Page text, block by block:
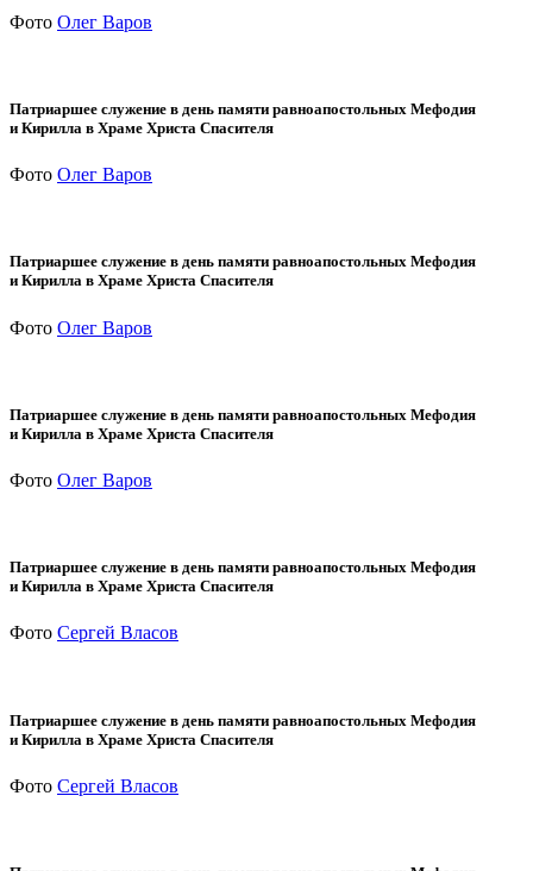
Фото Олег Варов
Патриаршее служение в день памяти равноапостольных Мефодия
и Кирилла в Храме Христа Спасителя
Фото Олег Варов
Патриаршее служение в день памяти равноапостольных Мефодия
и Кирилла в Храме Христа Спасителя
Фото Олег Варов
Патриаршее служение в день памяти равноапостольных Мефодия
и Кирилла в Храме Христа Спасителя
Фото Олег Варов
Патриаршее служение в день памяти равноапостольных Мефодия
и Кирилла в Храме Христа Спасителя
Фото Сергей Власов
Патриаршее служение в день памяти равноапостольных Мефодия
и Кирилла в Храме Христа Спасителя
Фото Сергей Власов